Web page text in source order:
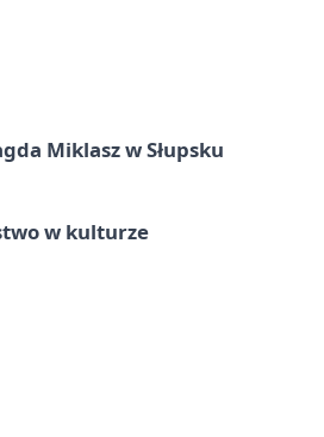
Miklasz w Słupsku
w kulturze